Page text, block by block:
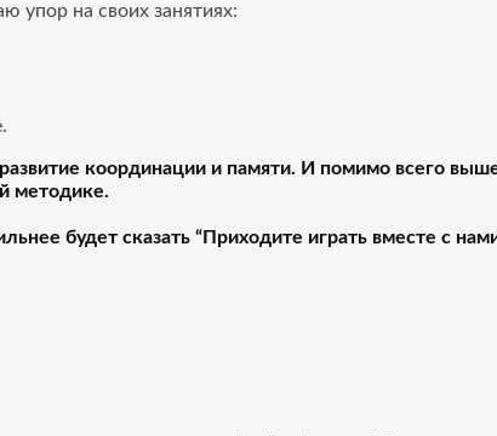
упор на своих занятиях:
координации и памяти. И помимо всего
методике.
будет сказать “Приходите играть вместе с